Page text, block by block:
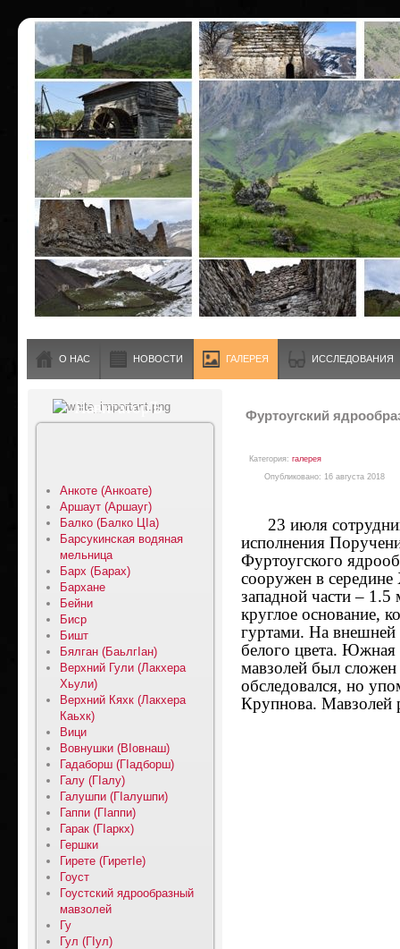
О НАС НОВОСТИ ГАЛЕРЕЯ ИССЛЕДОВАНИЯ
НавигаторЪ
Анкоте (Анкоате)
Аршаут (Аршауг)
Балко (Балко ЦIа)
Барсукинская водяная
мельница
Барх (Барах)
Бархане
Бейни
Биср
Бишт
Бялган (БаьлгIан)
Верхний Гули (Лакхера
Хьули)
Верхний Кяхк (Лакхера
Каьхк)
Вици
Вовнушки (ВIовнаш)
Гадаборш (ГIадборш)
Галу (ГIалу)
Галушпи (ГIалушпи)
Гаппи (ГIаппи)
Гарак (ГIаркх)
Гершки
Гирете (ГиретIе)
Гоуст
Гоустский ядрообразный
мавзолей
Гу
Гул (ГIул)
Фуртоугский
Категория: галерея
Опубликовано: 16 августа 2018
23 июля
исполнения
Фуртоугского
сооружен в
западной части –
круглое основание,
гуртами. На внешней
белого цвета. Южная
мавзолей был
обследовался, но
Крупнова. Мавзолей